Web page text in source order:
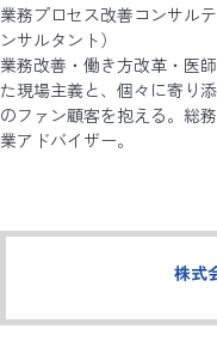
業務プロセス改善コンサル
ンサルタント）
業務改善・働き方改革・医
た現場主義と、個々に寄り
のファン顧客を抱える。総
業アドバイザー。
株式